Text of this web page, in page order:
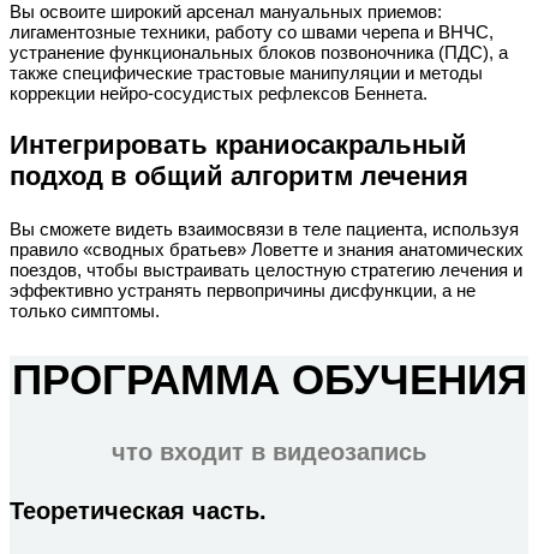
Вы освоите широкий арсенал мануальных приемов:
лигаментозные техники, работу со швами черепа и ВНЧС,
устранение функциональных блоков позвоночника (ПДС), а
также специфические трастовые манипуляции и методы
коррекции нейро-сосудистых рефлексов Беннета.
Интегрировать краниосакральный
подход в общий алгоритм лечения
Вы сможете видеть взаимосвязи в теле пациента, используя
правило «сводных братьев» Ловетте и знания анатомических
поездов, чтобы выстраивать целостную стратегию лечения и
эффективно устранять первопричины дисфункции, а не
только симптомы.
ПРОГРАММА ОБУЧЕНИЯ
что входит в видеозапись
Теоретическая часть.